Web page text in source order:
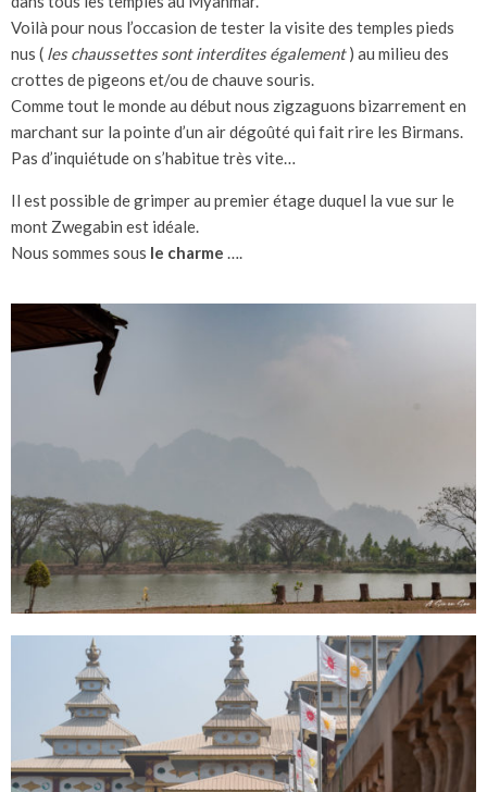
Voilà pour nous l’occasion de tester la visite des temples pieds
nus ( les chaussettes sont interdites également) au milieu des
crottes de pigeons et/ou de chauve souris.
Comme tout le monde au début nous zigzaguons bizarrement en
marchant sur la pointe d’un air dégoûté qui fait rire les Birmans.
Pas d’inquiétude on s’habitue très vite…
Il est possible de grimper au premier étage duquel la vue sur le
mont Zwegabin est idéale.
Nous sommes sous le charme ….